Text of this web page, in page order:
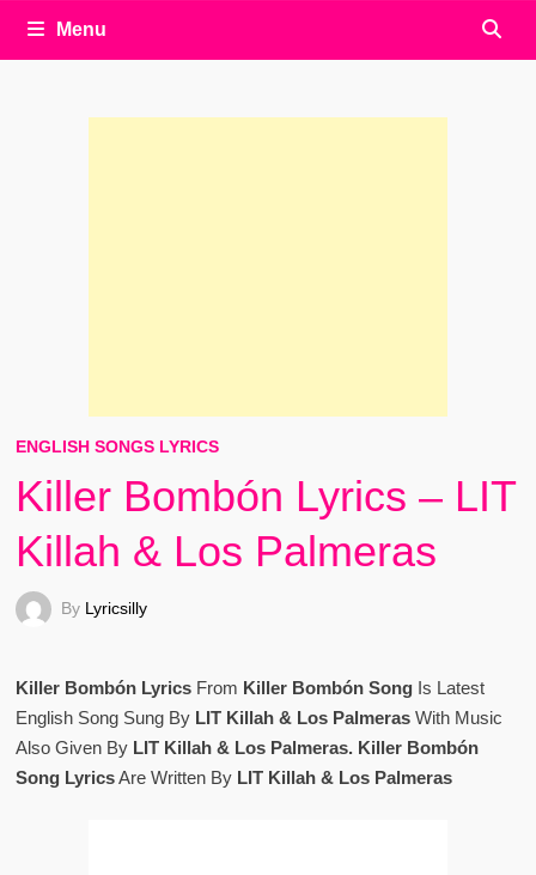
Menu
ENGLISH SONGS LYRICS
Killer Bombón Lyrics – LIT
Killah & Los Palmeras
By Lyricsilly
Killer Bombón LyricsFrom Killer Bombón SongIs Latest
English Song Sung By LIT Killah & Los PalmerasWith Music
Also Given By LIT Killah & Los Palmeras. Killer Bombón
Song LyricsAre Written By LIT Killah & Los Palmeras